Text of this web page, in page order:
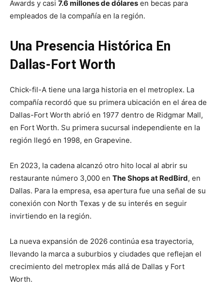
Awards y casi 7.6 millones de dólares en becas para
empleados de la compañía en la región.
Una Presencia Histórica En
Dallas-Fort Worth
Chick-fil-A tiene una larga historia en el metroplex. La
compañía recordó que su primera ubicación en el área de
Dallas-Fort Worth abrió en 1977 dentro de Ridgmar Mall,
en Fort Worth. Su primera sucursal independiente en la
región llegó en 1998, en Grapevine.
En 2023, la cadena alcanzó otro hito local al abrir su
restaurante número 3,000 en The Shops at RedBird, en
Dallas. Para la empresa, esa apertura fue una señal de su
conexión con North Texas y de su interés en seguir
invirtiendo en la región.
La nueva expansión de 2026 continúa esa trayectoria,
llevando la marca a suburbios y ciudades que reflejan el
crecimiento del metroplex más allá de Dallas y Fort
Worth.